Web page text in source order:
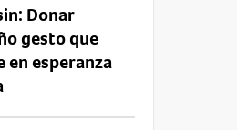
Donar
gesto que
en esperanza